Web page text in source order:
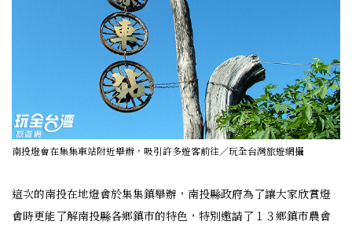
南投燈會在集集車站附近舉辦，吸引許多遊客前往／玩全台灣旅遊網攝
這次的南投在地燈會於集集鎮舉辦，南投縣政府為了讓大家欣賞燈
會時更能了解南投縣各鄉鎮市的特色，特別邀請了１３鄉鎮市農會